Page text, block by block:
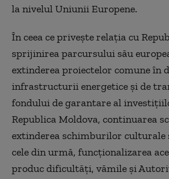
la nivelul Uniunii Europene.
În ceea ce privește relația cu
sprijinirea parcursului său
extinderea proiectelor comune în
infrastructurii energetice și de
fondului de garantare al
Republica Moldova, continuarea
extinderea schimburilor culturale
cele din urmă, funcționalizarea
produc dificultăți, vămile și